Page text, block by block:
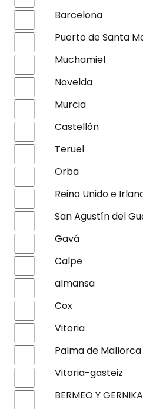
Barcelona
Puerto de Santa
Muchamiel
Novelda
Murcia
Castellón
Teruel
Orba
Reino Unido e
San Agustín del
Gavá
Calpe
almansa
Cox
Vitoria
Palma de Mallorca
Vitoria-gasteiz
BERMEO Y GERNIKA